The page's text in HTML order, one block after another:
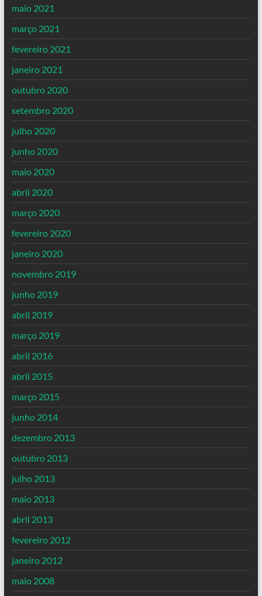
maio 2021
março 2021
fevereiro 2021
janeiro 2021
outubro 2020
setembro 2020
julho 2020
junho 2020
maio 2020
abril 2020
março 2020
fevereiro 2020
janeiro 2020
novembro 2019
junho 2019
abril 2019
março 2019
abril 2016
abril 2015
março 2015
junho 2014
dezembro 2013
outubro 2013
julho 2013
maio 2013
abril 2013
fevereiro 2012
janeiro 2012
maio 2008